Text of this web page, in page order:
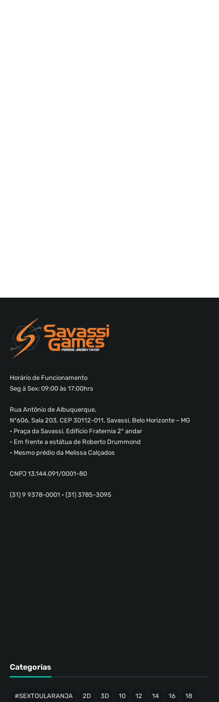
Horário de Funcionamento
Seg à Sex: 09:00 às 17:00hrs
Rua Antônio de Albuquerque,
Nº606, Sala 203, CEP 30112-011, Savassi, Belo Horizonte – MG
• Praça da Savassi, Edifício Fraternia 2º andar
• Em frente a estátua de Roberto Drummond
• Mesmo prédio da Melissa Calçados
CNPJ 13.144.091/0001-80
(31) 9 9378-0001 • (31) 3785-3095
Categorias
#SEXTOULARANJA 2D 3D 10 12 14 16 18